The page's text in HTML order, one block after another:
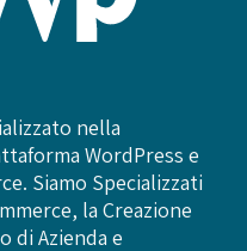
nella
WordPress e
Siamo Specializzati
la Creazione
di Azienda e